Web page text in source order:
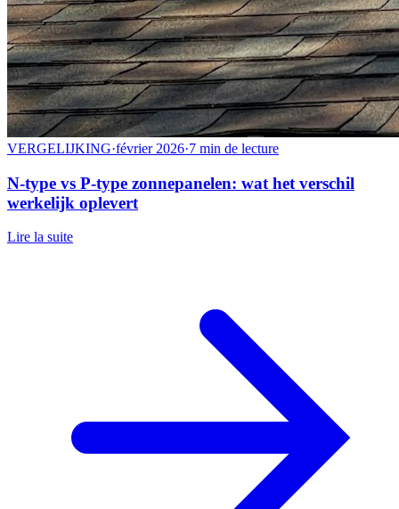
VERGELIJKING·février 2026·7 min de lecture
N-type vs P-type zonnepanelen: wat het verschil
werkelijk oplevert
Lire la suite